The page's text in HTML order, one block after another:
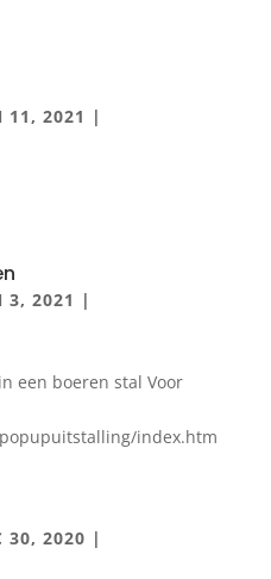
11, 2021 |
3, 2021 |
een boeren stal Voor
index.htm
30, 2020 |